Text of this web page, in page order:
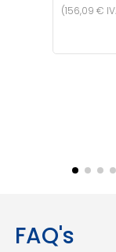
(156,09 €
FAQ's